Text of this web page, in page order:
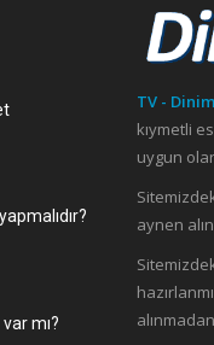
mı?
TV -
kıymetli
uygun
aynen